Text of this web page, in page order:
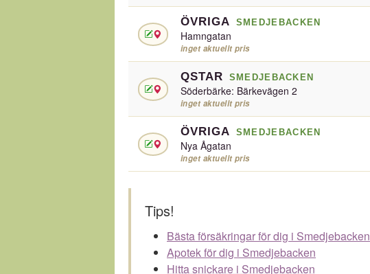
ÖVRIGA SMEDJEBACKEN
Hamngatan
inget aktuellt pris
QSTAR SMEDJEBACKEN
Söderbärke: Bärkevägen 2
inget aktuellt pris
ÖVRIGA SMEDJEBACKEN
Nya Ågatan
inget aktuellt pris
Tips!
Bästa försäkringar för dig i Smedjebacken
Apotek för dig i Smedjebacken
Hitta snickare i Smedjebacken